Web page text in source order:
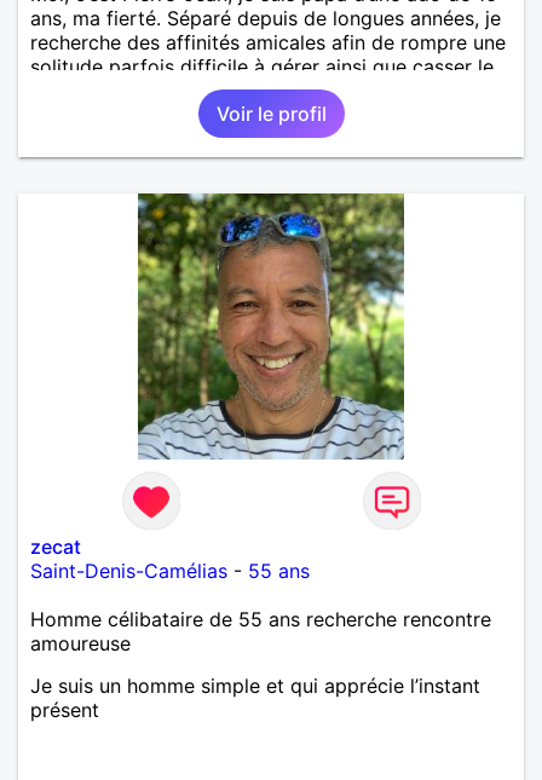
ans, ma fierté. Séparé depuis de longues années, je
recherche des affinités amicales afin de rompre une
solitude parfois difficile à gérer ainsi que casser le
vague à l’âme. L’amitié reste extrêmement
importante à mes yeux mais peut se décliner en des
sentiments plus puissants. « Le temps fera son
œuvre » disait Arthur Schopenhauer, philosophe
autant être trop locace. Je suis bourré de qualités
avec très peu de défauts. Je suis altruiste,
bienveillant, empathique, attentionné, honnête,
respectueux, doux de caractère et compréhensif : je
laisse « glisser » beaucoup de choses. Mais ne vous
m’éprenez pas Mesdames, si une personne que
j’aime me trahit une fois, il n’y aura pas de seconde
chance et je l’effacerai à « vitam eternam ».
Néanmoins, je suis un tout petit peu maniaque ainsi
qu’impatient. J’essaye de faire des efforts. Rien de
bien dramatique ! Du moins je le pense……Je suis un
homme facile à vivre. À vous si vous le souhaitez,
d’apprendre à me connaître davantage. J’en serai
ravi….A très bientôt je l’espère.
Voir le profil
zecat
Saint-Denis-Camélias - 55 ans
Homme célibataire de 55 ans recherche rencontre
amoureuse
Je suis un homme simple et qui apprécie l’instant
présent